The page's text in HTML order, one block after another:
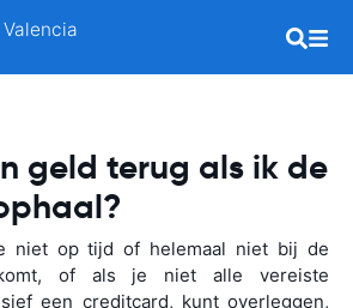
geld terug als ik de
niet op tijd of helemaal niet bij de
of als je niet alle vereiste
een creditcard, kunt overleggen,